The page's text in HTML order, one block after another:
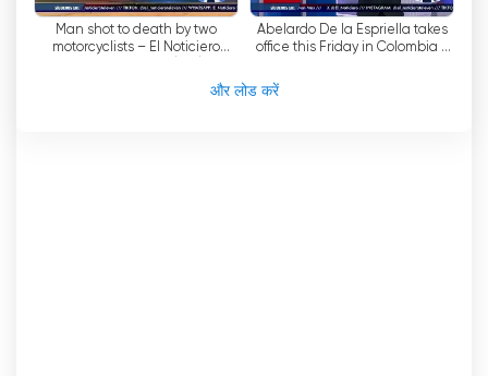
Man shot to death by two
motorcyclists – El Noticiero
Abelardo De la Espriella takes
office this Friday in Colombia -
और लोड करें